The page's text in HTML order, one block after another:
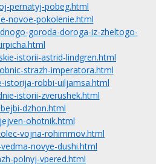
pernatyj-pobeg.html
novoe-pokolenie.html
goroda-doroga-iz-zheltogo-
istorii-astrid-lindgren.html
strazh-imperatora.html
istorija-robbi-uiljamsa.html
istorii-zverushek.html
dzhon.html
ohotnik.html
vojna-rohirrimov.html
novye-dushi.html
polnyj-vpered.html